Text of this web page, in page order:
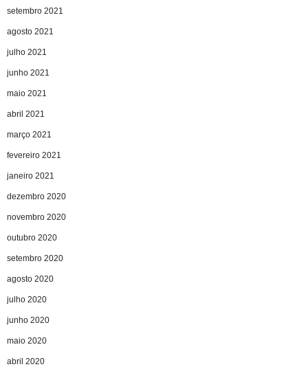
setembro 2021
agosto 2021
julho 2021
junho 2021
maio 2021
abril 2021
março 2021
fevereiro 2021
janeiro 2021
dezembro 2020
novembro 2020
outubro 2020
setembro 2020
agosto 2020
julho 2020
junho 2020
maio 2020
abril 2020